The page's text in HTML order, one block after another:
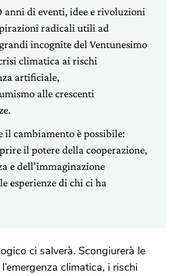
anni di eventi, idee e rivoluzioni
radicali utili ad
incognite del Ventunesimo
climatica ai rischi
artificiale,
alle crescenti
il cambiamento è possibile:
il potere della cooperazione,
e dell’immaginazione
esperienze di chi ci ha
ci salverà. Scongiurerà le
climatica, i rischi